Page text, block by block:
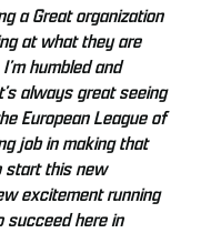
a Great organization
at what they are
humbled and
always great seeing
European League of
job in making that
start this new
excitement running
succeed here in